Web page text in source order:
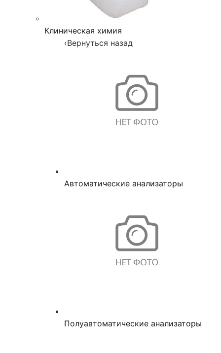
Клиническая химия
‹Вернуться назад
Автоматические анализаторы
Полуавтоматические анализаторы